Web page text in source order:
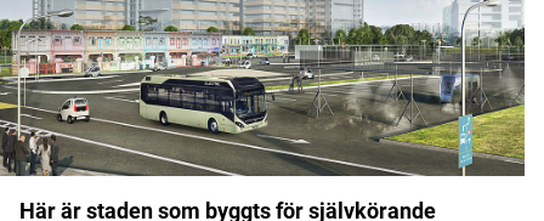
Här är staden som byggts för självkörande